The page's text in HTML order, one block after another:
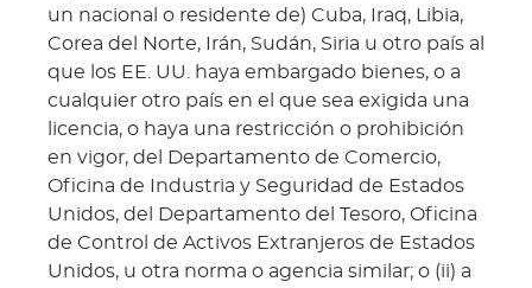
un nacional o residente de) Cuba, Iraq, Libia,
Corea del Norte, Irán, Sudán, Siria u otro país al
que los EE. UU. haya embargado bienes, o a
cualquier otro país en el que sea exigida una
licencia, o haya una restricción o prohibición
en vigor, del Departamento de Comercio,
Oficina de Industria y Seguridad de Estados
Unidos, del Departamento del Tesoro, Oficina
de Control de Activos Extranjeros de Estados
Unidos, u otra norma o agencia similar; o (ii) a